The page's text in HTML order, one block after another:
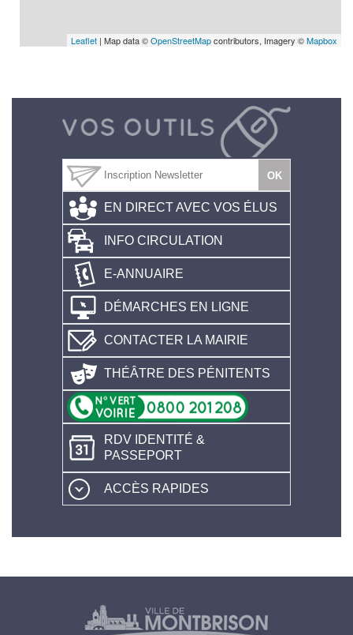
Leaflet | Map data ©OpenStreetMapcontributors, Imagery ©Mapbox
EN DIRECT AVEC VOS ÉLUS
INFO CIRCULATION
E-ANNUAIRE
DÉMARCHES EN LIGNE
CONTACTER LA MAIRIE
THÉÂTRE DES PÉNITENTS
RDV IDENTITÉ &
PASSEPORT
ACCÈS RAPIDES